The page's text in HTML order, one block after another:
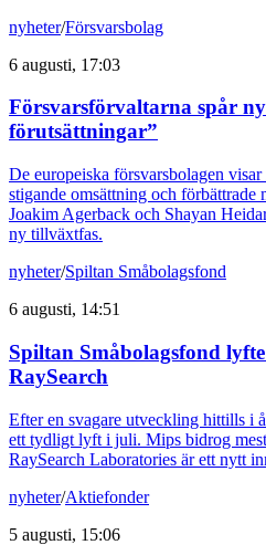
nyheter/Försvarsbolag
6 augusti, 17:03
Försvarsförvaltarna spår
förutsättningar”
De europeiska försvarsbolagen
stigande omsättning och
Joakim Agerback och Shayan
ny tillväxtfas.
nyheter/Spiltan Småbolagsfond
6 augusti, 14:51
Spiltan Småbolagsfond
RaySearch
Efter en svagare utveckling hittills i
ett tydligt lyft i juli. Mips bidrog
RaySearch Laboratories är ett nytt
nyheter/Aktiefonder
5 augusti, 15:06